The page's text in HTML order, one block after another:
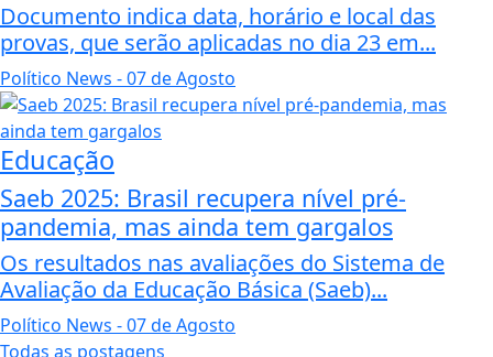
Documento indica data, horário e local das
provas, que serão aplicadas no dia 23 em...
Político News - 07 de Agosto
Educação
Saeb 2025: Brasil recupera nível pré-
pandemia, mas ainda tem gargalos
Os resultados nas avaliações do Sistema de
Avaliação da Educação Básica (Saeb)...
Político News - 07 de Agosto
Todas as postagens